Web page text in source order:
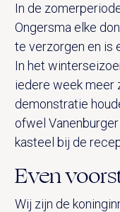
In de
Ongersma elke
te verzorgen en is
In het
iedere week meer
demonstratie
ofwel
kasteel bij de
Even
Wij zijn de